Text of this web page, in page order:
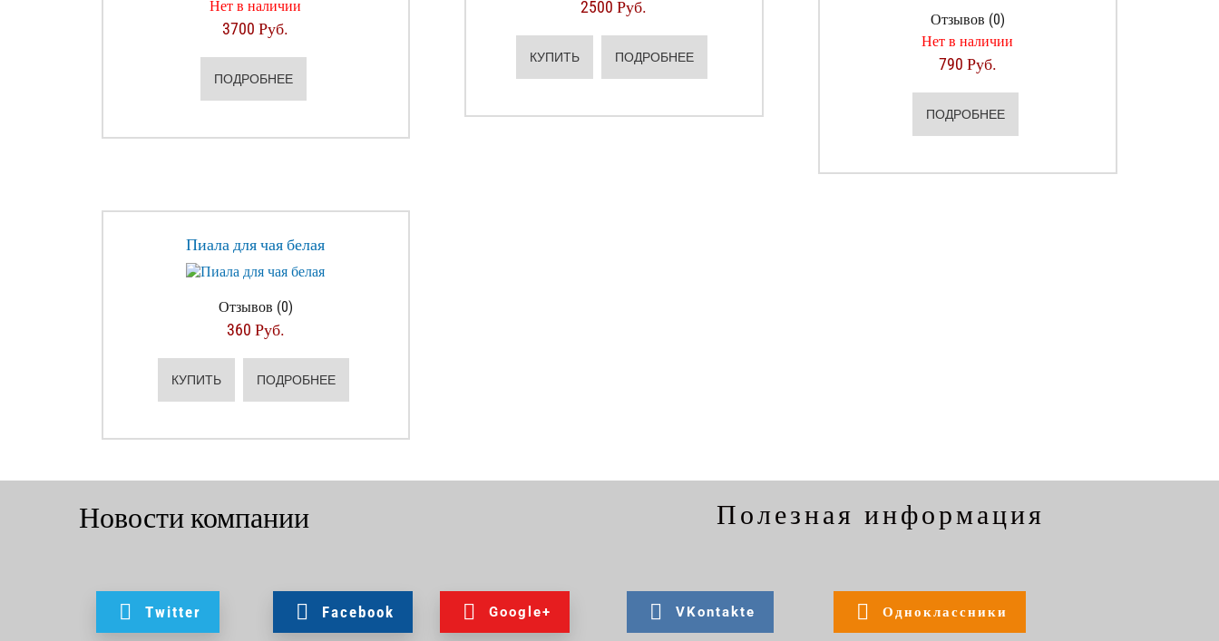
Нет в наличии
3700 Руб.
ПОДРОБНЕЕ
2500 Руб.
КУПИТЬ ПОДРОБНЕЕ
Отзывов (0)
Нет в наличии
790 Руб.
ПОДРОБНЕЕ
Пиала для чая белая
Отзывов (0)
360 Руб.
КУПИТЬ ПОДРОБНЕЕ
Новости компании Полезная информация
Twitter Facebook Google+ VKontakte Одноклассники